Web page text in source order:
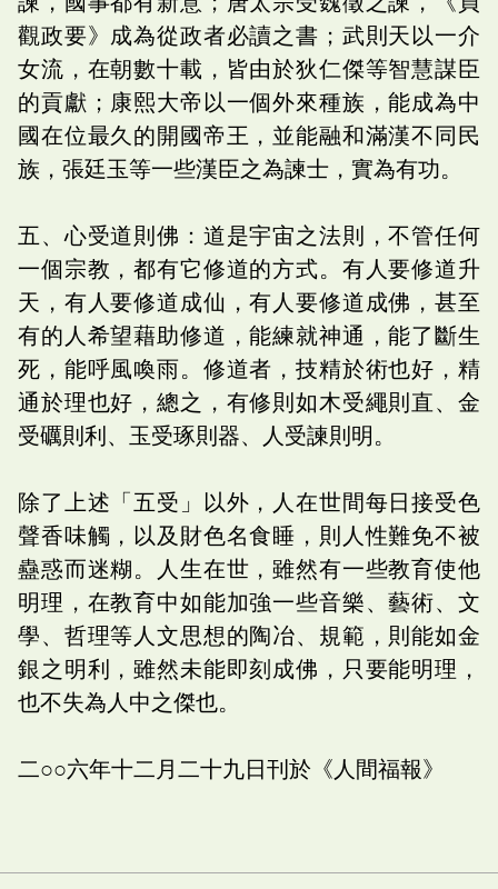
觀政要》成為從政者必讀之書；武則天以一介
女流，在朝數十載，皆由於狄仁傑等智慧謀臣
的貢獻；康熙大帝以一個外來種族，能成為中
國在位最久的開國帝王，並能融和滿漢不同民
族，張廷玉等一些漢臣之為諫士，實為有功。
五、心受道則佛：道是宇宙之法則，不管任何
一個宗教，都有它修道的方式。有人要修道升
天，有人要修道成仙，有人要修道成佛，甚至
有的人希望藉助修道，能練就神通，能了斷生
死，能呼風喚雨。修道者，技精於術也好，精
通於理也好，總之，有修則如木受繩則直、金
受礪則利、玉受琢則器、人受諫則明。
除了上述「五受」以外，人在世間每日接受色
聲香味觸，以及財色名食睡，則人性難免不被
蠱惑而迷糊。人生在世，雖然有一些教育使他
明理，在教育中如能加強一些音樂、藝術、文
學、哲理等人文思想的陶冶、規範，則能如金
銀之明利，雖然未能即刻成佛，只要能明理，
也不失為人中之傑也。
二○○六年十二月二十九日刊於《人間福報》